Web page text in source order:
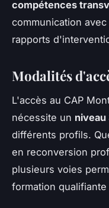
compétences
communication
rapports
Modalités
L'accès au CAP
nécessite un niveau
différents profils.
en reconversion
plusieurs voies
formation